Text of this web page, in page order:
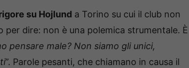
su Hojlund a Torino su cui il club non
dire: non è una polemica strumentale. È
pensare male? Non siamo gli unici,
”. Parole pesanti, che chiamano in causa il